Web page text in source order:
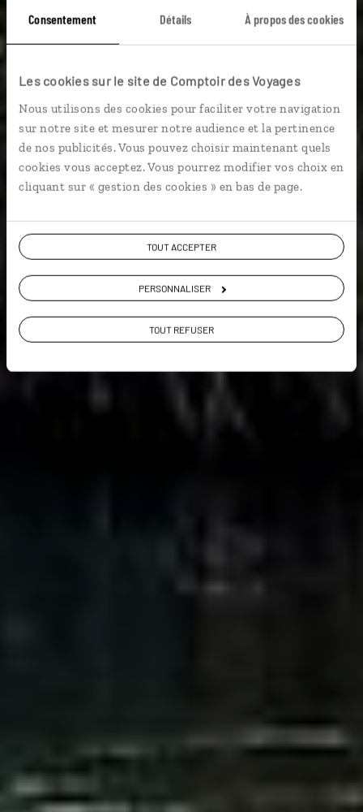
Consentement Détails À propos des cookies
Les cookies sur le site de Comptoir des Voyages
Nous utilisons des cookies pour faciliter votre navigation
sur notre site et mesurer notre audience et la pertinence
de nos publicités. Vous pouvez choisir maintenant quels
cookies vous acceptez. Vous pourrez modifier vos choix en
cliquant sur « gestion des cookies » en bas de page.
TOUT ACCEPTER
PERSONNALISER
TOUT REFUSER
Romantique
Jamaïque
Voyage de noces Jamaïque : Negril, Ocho Rios,
Kingston, Port Antonio…
En amoureux Plages etc.
VOIR LA GALERIE PHOTOS